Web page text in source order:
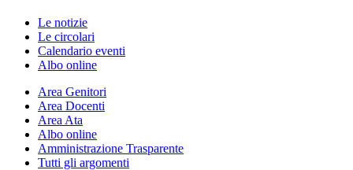
Le notizie
Le circolari
Calendario eventi
Albo online
Area Genitori
Area Docenti
Area Ata
Albo online
Amministrazione Trasparente
Tutti gli argomenti